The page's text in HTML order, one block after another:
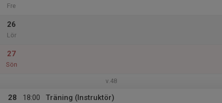
Fre
26
Lör
27
Sön
v.48
28
18:00
Träning (Instruktör)